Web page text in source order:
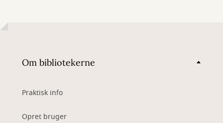
Om bibliotekerne
Praktisk info
Opret bruger